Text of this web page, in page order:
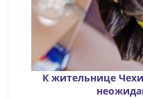
К жительнице